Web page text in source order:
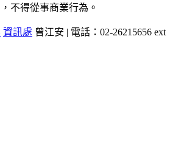
不得從事商業行為。
資訊處 曾江安 | 電話：02-26215656 ext